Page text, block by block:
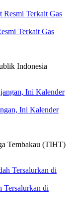
Terkait Gas
Indonesia
Ini Kalender
Tembakau (TIHT)
Tersalurkan di